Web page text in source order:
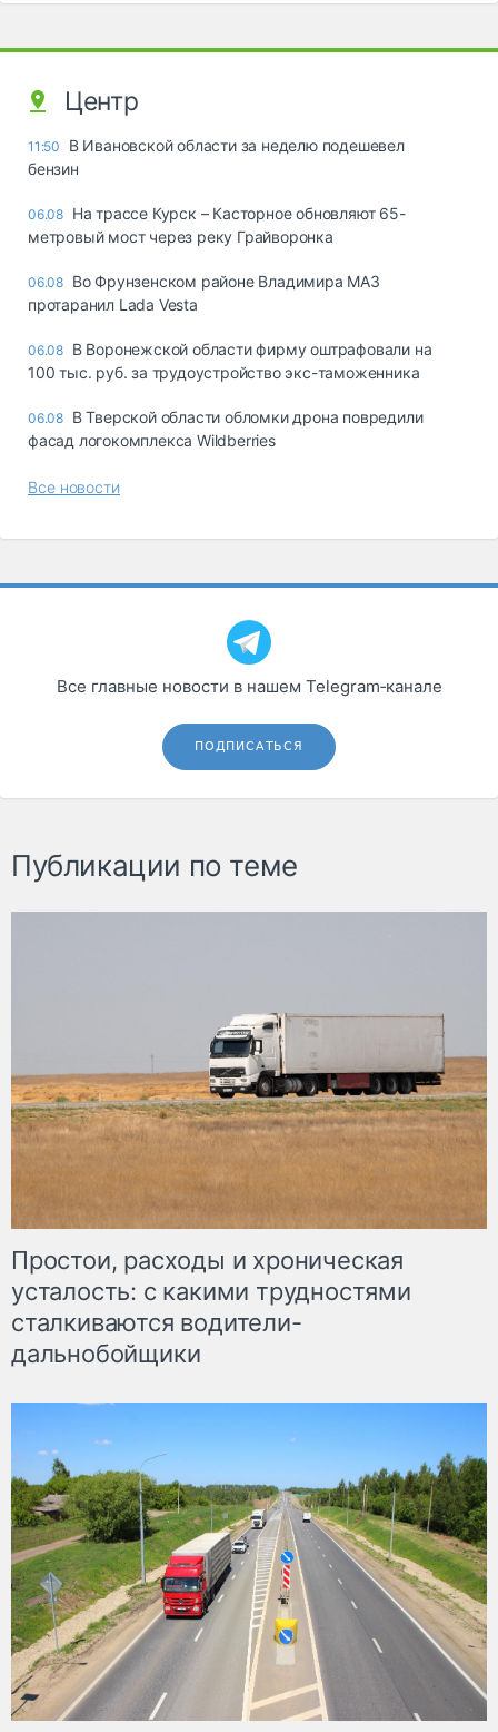
Центр
11:50
В Ивановской области за неделю подешевел
бензин
06.08 На трассе Курск – Касторное обновляют 65-
метровый мост через реку Грайворонка
06.08 Во Фрунзенском районе Владимира МАЗ
протаранил Lada Vesta
06.08 В Воронежской области фирму оштрафовали на
100 тыс. руб. за трудоустройство экс-таможенника
06.08 В Тверской области обломки дрона повредили
фасад логокомплекса Wildberries
Все новости
Все главные новости в нашем Telegram‑канале
ПОДПИСАТЬСЯ
Публикации по теме
Простои, расходы и хроническая
усталость: с какими трудностями
сталкиваются водители-
дальнобойщики